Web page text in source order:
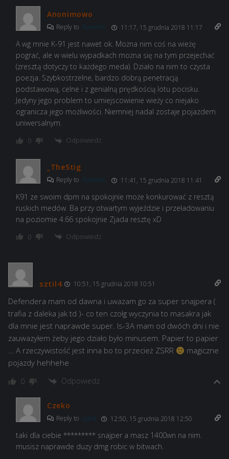
Anonimowo
Reply to FlamixKL 11:17, 15 grudnia 2018 11:17
A wg mnie K-91 jest nawet ok. Można nim coś na wieżę
pograć, ale w wielu wypadkach można się na tym przejechać
(zresztą dotyczy to każdego meda). Działo na nim to czysta
poezja. Szybkostrzelne, bardzo dobrą penetracją
podstawową, celne i z genialną prędkością lotu pocisku.
Jedyny jego problem to umiejscowienie wieży co niejako
ogranicza jego możliwości. Niemniej nadal zostaje pojazdem
uniwersalnym.
0 Odpowiedz
_TheStig
Reply to FlamixKL 11:41, 15 grudnia 2018 11:41
K91 ze swoim dpm na spokojnie może konkurować z resztą
ruskich medów. Ba przy otwartym wyjeździe i przeładowaniu
na poziomie 4.66 spokojnie Zjada resztę xD
0 Odpowiedz
sztil4 10:51, 15 grudnia 2018 10:51
Defendera mam od dawna i uwazam go za super snajpera (
trafia z daleka jak td )- co ten czołg wyczynia to masakra jak
dla mnie jest naprawde super. Is-3A mam od dwóch dni i nie
zauwazyłem żeby jego działo było minusem. Papier to papier
… A rzeczywistość jest inna bo to przecież ZSRR
magiczne
pojazdy hehhehe
0 Odpowiedz
Czeko
Reply to sztil4 12:50, 15 grudnia 2018 12:50
taki dla ciebie ********* snajper a masz 1400wn na nim.
musisz naprawde duzy dmg robic w bitwach.